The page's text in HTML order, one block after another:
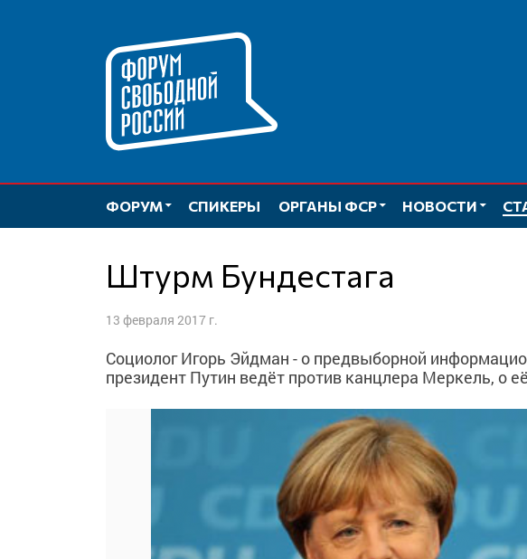
ФОРУМ СПИКЕРЫ ОРГАНЫ ФСР НОВОСТИ
Штурм Бундестага
13 февраля 2017 г.
Социолог Игорь Эйдман - о предвыборной
президент Путин ведёт против канцлера Меркель, о